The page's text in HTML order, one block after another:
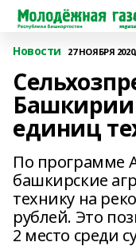
Новости 27 НОЯБРЯ
Башкирии
единиц
По программе
башкирские
технику на
рублей. Это
2 место среди